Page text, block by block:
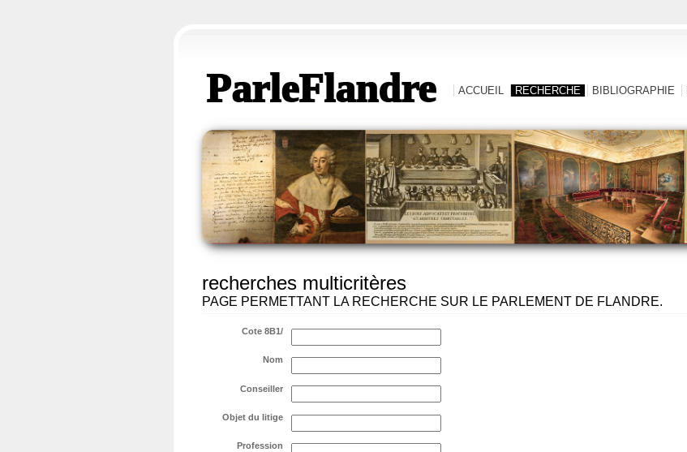
ParleFlandre ACCUEIL RECHERCHE BIBLIOGRAPHIE
recherches multicritères
PAGE PERMETTANT LA RECHERCHE SUR LE PARLEMENT DE FLANDRE.
Cote 8B1/
Nom
Conseiller
Objet du litige
Profession